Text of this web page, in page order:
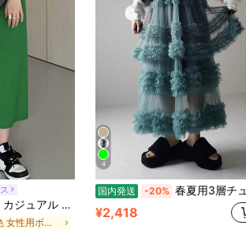
カラー スプリットスカート
緑色 女性用ボトムス
4
国内発送 -20% 春夏用3層チュールAラインロングスカート | 手作業拼接デザイン | ホワイトの清潔感ある仕上がり | 通気性よく快適に過ごせる
¥2,418